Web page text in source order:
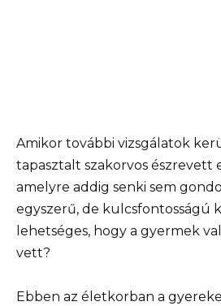
Amikor további vizsgálatok
tapasztalt szakorvos észrevett
amelyre addig senki sem
egyszerű, de kulcsfontosságú
lehetséges, hogy a gyermek
vett?
Ebben az életkorban a